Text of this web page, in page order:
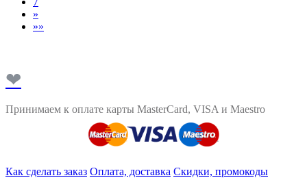
»
»»
❤
Принимаем к оплате карты MasterCard, VISA и Maestro
Как сделать заказ Оплата, доставка Скидки, промокоды